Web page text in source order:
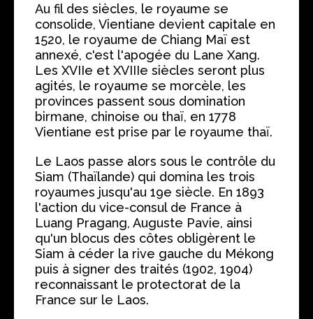
Au fil des siècles, le royaume se
consolide, Vientiane devient capitale en
1520, le royaume de Chiang Maï est
annexé, c'est l'apogée du Lane Xang.
Les XVIIe et XVIIIe siècles seront plus
agités, le royaume se morcèle, les
provinces passent sous domination
birmane, chinoise ou thaï, en 1778
Vientiane est prise par le royaume thaï.
Le Laos passe alors sous le contrôle du
Siam (Thaïlande) qui domina les trois
royaumes jusqu'au 19e siècle. En 1893
l'action du vice-consul de France à
Luang Pragang, Auguste Pavie, ainsi
qu'un blocus des côtes obligèrent le
Siam à céder la rive gauche du Mékong
puis à signer des traités (1902, 1904)
reconnaissant le protectorat de la
France sur le Laos.